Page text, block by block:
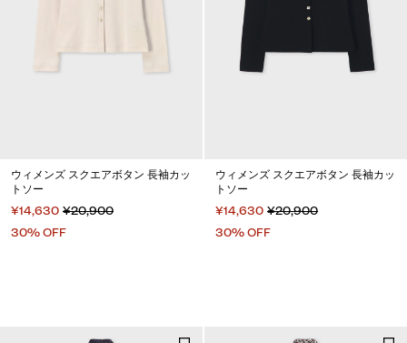
ウィメンズ スクエアボタン 長袖カッ
トソー
¥14,630 ¥20,900
30% OFF
ウィメンズ スクエアボタン 長袖カッ
トソー
¥14,630 ¥20,900
30% OFF